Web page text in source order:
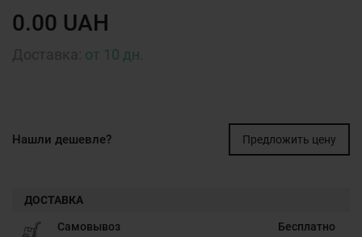
0.00 UAH
от 10 дн.
Нашли дешевле? Предложить цену
ДОСТАВКА
Самовывоз Бесплатно